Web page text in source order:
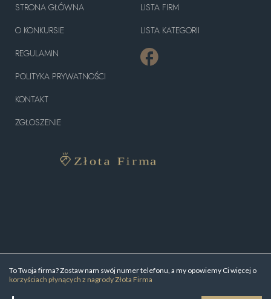
To Twoja firma? Zostaw nam swój numer telefonu, a my opowiemy Ci więcej o
korzyściach płynących z nagrody Złota Firma
STRONA GŁÓWNA
O KONKURSIE
REGULAMIN
POLITYKA PRYWATNOŚCI
KONTAKT
ZGŁOSZENIE
LISTA FIRM
LISTA KATEGORII